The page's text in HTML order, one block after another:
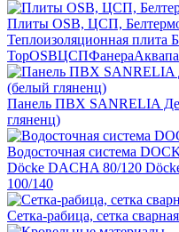
Плиты OSB, ЦСП,
Теплоизоляционная плита
TopOSBЦСПФанера
Панель ПВХ SANRELIA
гляненц)
Водосточная система
Döсkе DACHA 80/120
100/140
Сетка-рабица, сетка